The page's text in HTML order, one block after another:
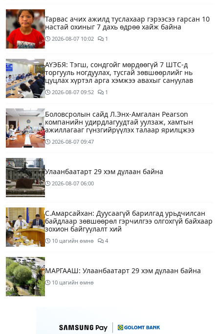
Тарвас ачих ажилд туслахаар гэрээсээ гарсан 10
настай охиныг 7 дахь өдрөө хайж байна
2026-08-07 10:02 1
АҮЭБЯ: Тэгш, сондгойг мөрдөөгүй 7 ШТС-д
торгууль ногдуулах, тусгай зөвшөөрлийг нь
цуцлах хүртэл арга хэмжээ авахыг сануулав
2026-08-07 09:52 1
Боловсролын сайд Л.Энх-Амгалан Pearson
компанийн удирдлагуудтай уулзаж, хамтын
ажиллагааг гүнзгийрүүлэх талаар ярилцжээ
2026-08-07 09:47
Улаанбаатарт 29 хэм дулаан байна
2026-08-07 06:00
С.Амарсайхан: Дуусаагүй барилгад урьдчилсан
байдлаар зөвшөөрөл гэрчилгээ олгохгүй байхаар
зохион байгуулалт хий
10 цагийн өмнө 4
МАРГААШ: Улаанбаатарт 29 хэм дулаан байна
10 цагийн өмнө
ажиллагаагаа өргөжүүлнэ